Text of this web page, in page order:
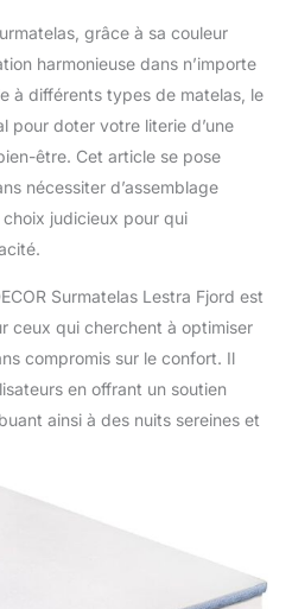
grâce à sa couleur
harmonieuse dans n’importe
à différents types de matelas, le
pour doter votre literie d’une
être. Cet article se pose
nécessiter d’assemblage
judicieux pour qui
Surmatelas Lestra Fjord est
ceux qui cherchent à optimiser
compromis sur le confort. Il
en offrant un soutien
ainsi à des nuits sereines et